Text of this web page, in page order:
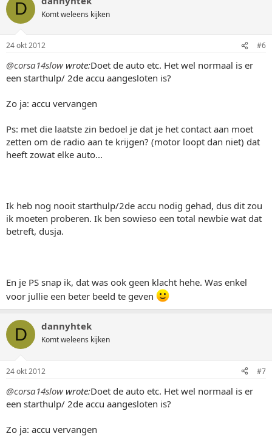
D Komt weleens kijken
24 okt 2012 #6
@corsa14slowwrote:Doet de auto etc. Het wel normaal is er
een starthulp/ 2de accu aangesloten is?
Zo ja: accu vervangen
Ps: met die laatste zin bedoel je dat je het contact aan moet
zetten om de radio aan te krijgen? (motor loopt dan niet) dat
heeft zowat elke auto...
Ik heb nog nooit starthulp/2de accu nodig gehad, dus dit zou
ik moeten proberen. Ik ben sowieso een total newbie wat dat
betreft, dusja.
En je PS snap ik, dat was ook geen klacht hehe. Was enkel
voor jullie een beter beeld te geven
D dannyhtek
Komt weleens kijken
24 okt 2012 #7
@corsa14slowwrote:Doet de auto etc. Het wel normaal is er
een starthulp/ 2de accu aangesloten is?
Zo ja: accu vervangen